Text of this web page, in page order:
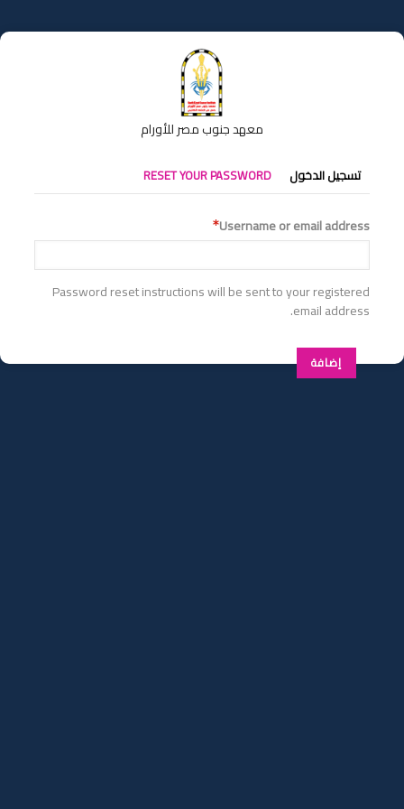
إلى
المحتوى
معهد جنوب مصر للأورام
التبويبات
الأساسية
تسجيل الدخول RESET YOUR PASSWORD
Username or email address
Password reset instructions will be sent to your registered
email address.